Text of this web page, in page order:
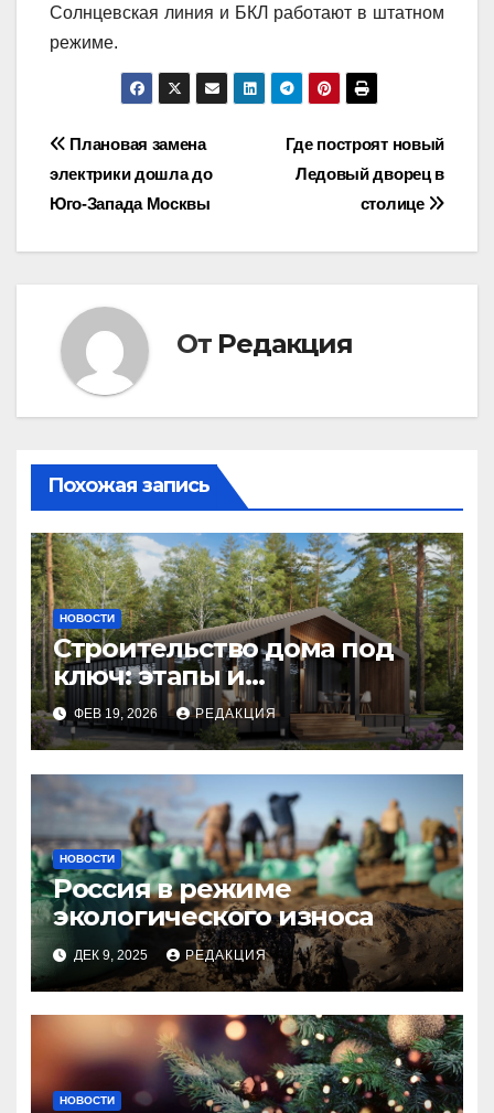
Солнцевская линия и БКЛ работают в штатном
режиме.
Навигация
по
записям
Где построят новый
Ледовый дворец в
столице
Плановая замена
электрики дошла до
Юго-Запада Москвы
От Редакция
Похожая запись
НОВОСТИ
Строительство дома под
ключ: этапы и
планирование бюджета
ФЕВ 19, 2026 РЕДАКЦИЯ
НОВОСТИ
Россия в режиме
экологического износа
ДЕК 9, 2025 РЕДАКЦИЯ
НОВОСТИ